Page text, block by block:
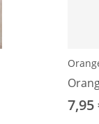
7,95